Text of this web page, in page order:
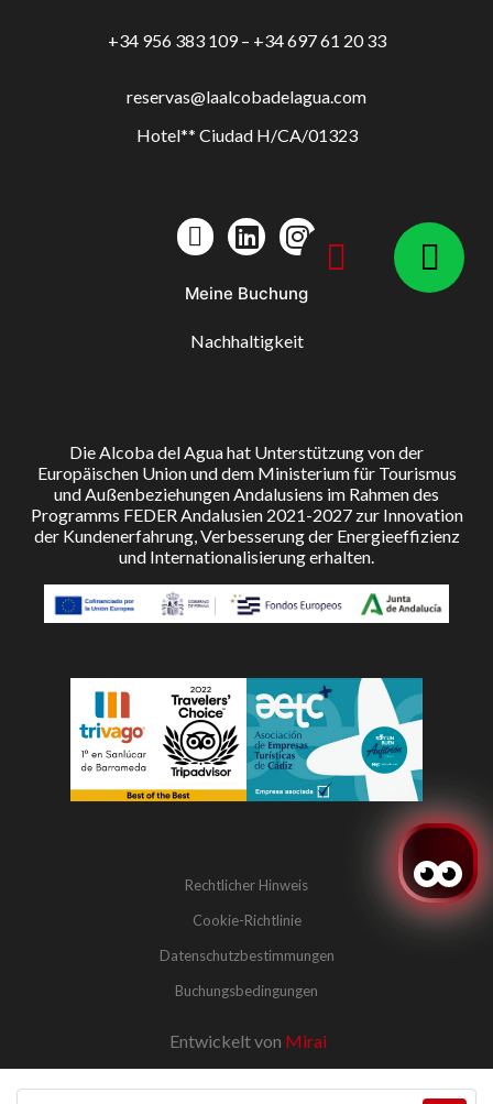
+34 956 383 109 – +34 697 61 20 33
reservas@laalcobadelagua.com
Hotel** Ciudad H/CA/01323
Meine Buchung
Nachhaltigkeit
Die Alcoba del Agua hat Unterstützung von der
Europäischen Union und dem Ministerium für Tourismus
und Außenbeziehungen Andalusiens im Rahmen des
Programms FEDER Andalusien 2021-2027 zur Innovation
der Kundenerfahrung, Verbesserung der Energieeffizienz
und Internationalisierung erhalten.
Rechtlicher Hinweis
Cookie-Richtlinie
Datenschutzbestimmungen
Buchungsbedingungen
Entwickelt von Mirai